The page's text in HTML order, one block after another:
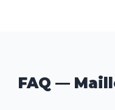
FAQ —